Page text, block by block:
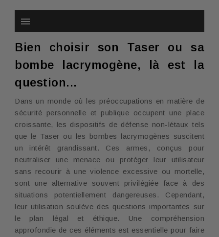
menu
Bien choisir son Taser ou sa
bombe lacrymogène, là est la
question...
Dans un monde où les préoccupations en matière de
sécurité personnelle et publique occupent une place
croissante, les dispositifs de défense non-létaux tels
que le Taser ou les bombes lacrymogènes suscitent
un intérêt grandissant. Ces armes, conçus pour
neutraliser une menace ou protéger leur utilisateur
sans recourir à une violence excessive ou mortelle,
sont une alternative souvent privilégiée face à des
situations potentiellement dangereuses. Cependant,
leur utilisation soulève des questions importantes sur
le plan légal et éthique. Une compréhension
approfondie de ces éléments est essentielle pour faire